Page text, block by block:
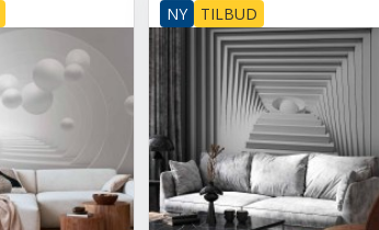
NY TILBUD